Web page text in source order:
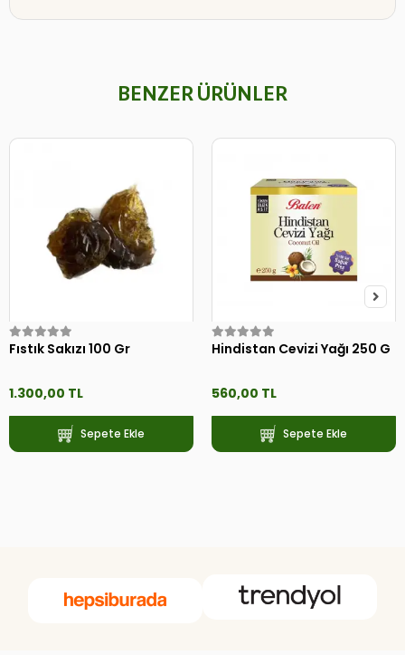
BENZER ÜRÜNLER
Fıstık Sakızı 100 Gr
1.300,00 TL
Sepete Ekle
Hindistan Cevizi Yağı 250 G
560,00 TL
Sepete Ekle